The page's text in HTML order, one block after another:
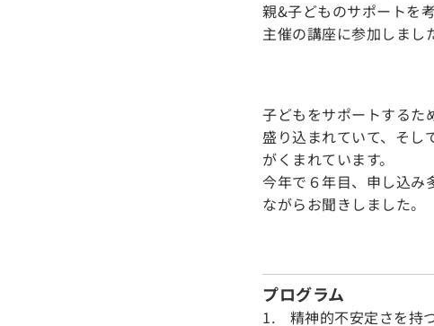
親&子どものサポートを
主催の講座に参加しまし
子どもをサポートするた
盛り込まれていて、そし
がくまれています。
今年で６年目、申し込
ながらお聞きしました。
プログラム
1. 精神的不安定さを持